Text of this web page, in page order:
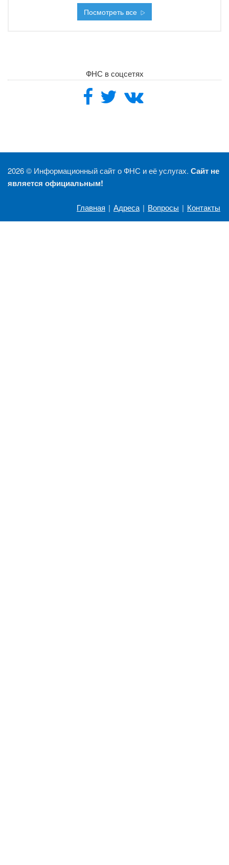
Посмотреть все
ФНС в соцсетях
2026 © Информационный сайт о ФНС и её услугах. Сайт не
является официальным!
Главная | Адреса | Вопросы | Контакты